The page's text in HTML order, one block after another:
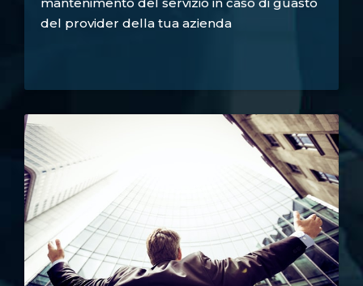
mantenimento del servizio in caso di guasto
del provider della tua azienda